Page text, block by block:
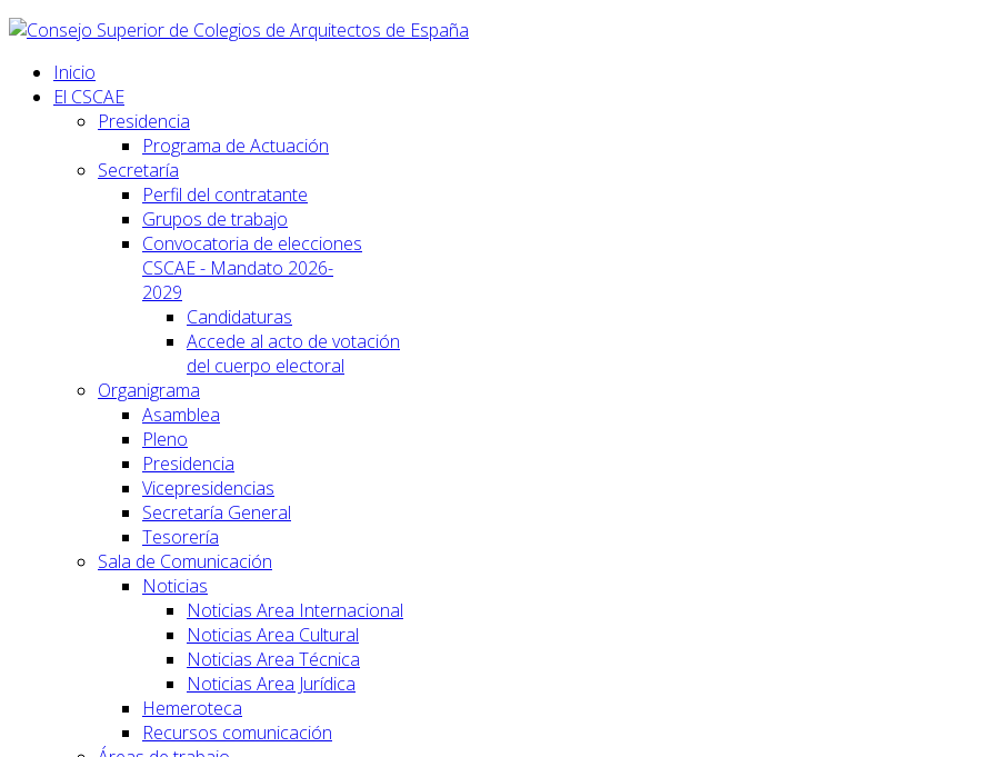
Inicio
El CSCAE
Presidencia
Programa de Actuación
Secretaría
Perfil del contratante
Grupos de trabajo
Convocatoria de elecciones
CSCAE - Mandato 2026-
2029
Candidaturas
Accede al acto de votación
del cuerpo electoral
Organigrama
Asamblea
Pleno
Presidencia
Vicepresidencias
Secretaría General
Tesorería
Sala de Comunicación
Noticias
Noticias Area Internacional
Noticias Area Cultural
Noticias Area Técnica
Noticias Area Jurídica
Hemeroteca
Recursos comunicación